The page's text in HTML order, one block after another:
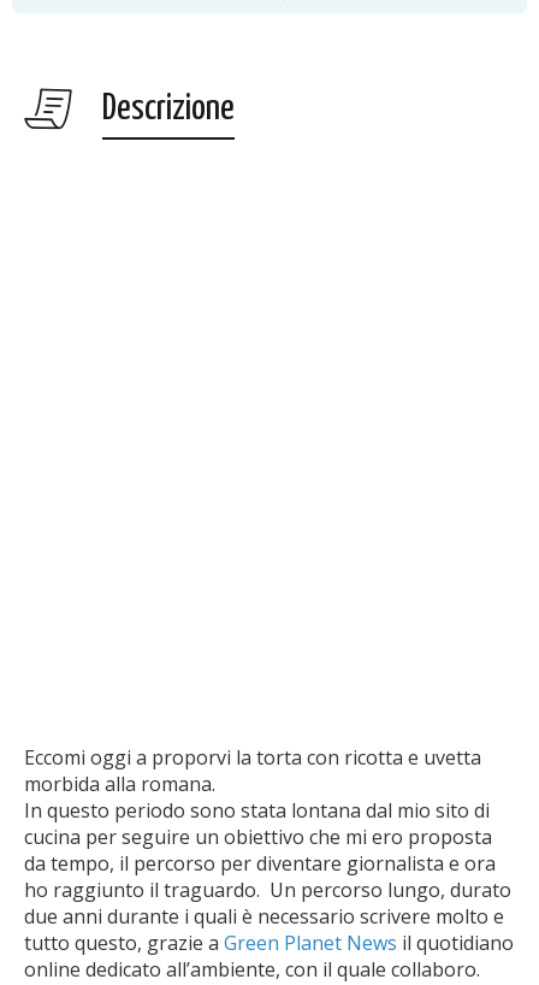
Descrizione
Eccomi oggi a proporvi la torta con ricotta e uvetta
morbida alla romana.
In questo periodo sono stata lontana dal mio sito di
cucina per seguire un obiettivo che mi ero proposta
da tempo, il percorso per diventare giornalista e ora
ho raggiunto il traguardo. Un percorso lungo, durato
due anni durante i quali è necessario scrivere molto e
tutto questo, grazie a Green Planet News il quotidiano
online dedicato all’ambiente, con il quale collaboro.